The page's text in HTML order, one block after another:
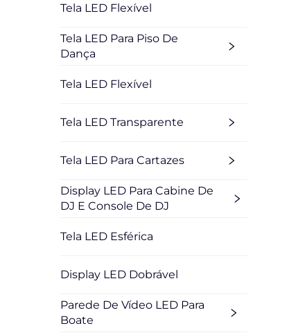
Tela LED Flexível
Tela LED Para Piso De
Dança
Tela LED Flexível
Tela LED Transparente
Tela LED Para Cartazes
Display LED Para Cabine De
DJ E Console De DJ
Tela LED Esférica
Display LED Dobrável
Parede De Vídeo LED Para
Boate